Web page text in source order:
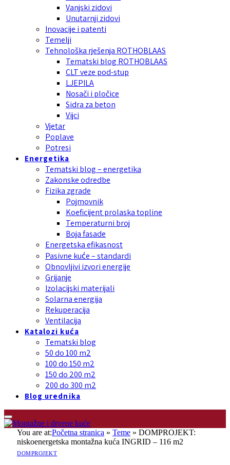
Vanjski zidovi
Unutarnji zidovi
Inovacije i patenti
Temelji
Tehnološka rješenja ROTHOBLAAS
Tematski blog ROTHOBLAAS
CLT veze pod-stup
LJEPILA
Nosači i pločice
Sidra za beton
Vijci
Vjetar
Poplave
Potresi
Energetika
Tematski blog – energetika
Zakonske odredbe
Fizika zgrade
Pojmovnik
Koeficijent prolaska topline
Temperaturni broj
Boja fasade
Energetska efikasnost
Pasivne kuće – standardi
Obnovljivi izvori energije
Grijanje
Izolacijski materijali
Solarna energija
Rekuperacija
Ventilacija
Katalozi kuća
Tematski blog
50 do 100 m2
100 do 150 m2
150 do 200 m2
200 do 300 m2
Blog urednika
You are at:Početna stranica » Teme » DOMPROJEKT:
niskoenergetska montažna kuća INGRID – 116 m2
DOMPROJEKT